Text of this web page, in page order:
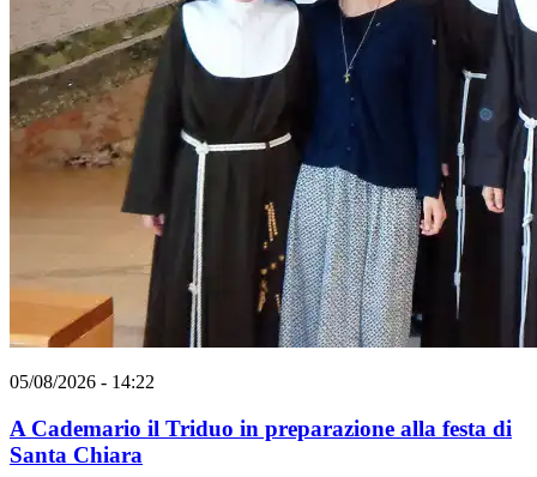
05/08/2026 - 14:22
A Cademario il Triduo in preparazione alla festa di
Santa Chiara